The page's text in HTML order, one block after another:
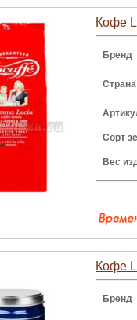
Кофе
Бренд
Сорт
Вес
Кофе
Бренд